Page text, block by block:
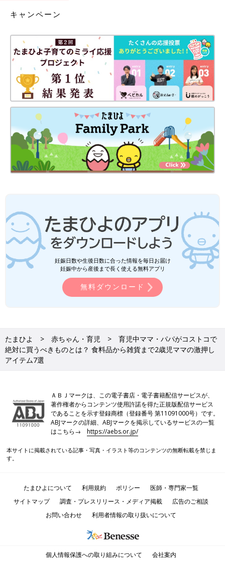
キャンペーン
妊娠日数や生後日数に合った情報を毎日お届け
妊娠中から産後まで長く使える無料アプリ
無料ダウンロード
たまひよ 赤ちゃん・育児
育児中ママ・パパがコストコで
絶対に買うべきものとは？ 食料品から雑貨まで2歳児ママの激押し
アイテム7選
ＡＢＪマークは、この電子書店・電子書籍配信サービスが、
著作権者からコンテンツ使用許諾を得た正規版配信サービス
であることを示す登録商標（登録番号 第11091000号）です。
ABJマークの詳細、ABJマークを掲示しているサービスの一覧
はこちら→https://aebs.or.jp/
本サイトに掲載されている記事・写真・イラスト等のコンテンツの無断転載を禁じま
す。
たまひよについて 利用規約 ポリシー
医師・専門家一覧
サイトマップ
調査・プレスリリース・メディア掲載
広告のご相談
お問い合わせ
利用者情報の取り扱いについて
個人情報保護への取り組みについて 会社案内